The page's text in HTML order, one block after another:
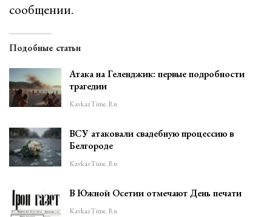
сообщении.
Подобные статьи
Атака на Геленджик: первые подробности
трагедии
KavkazTime.ru
ВСУ атаковали свадебную процессию в
Белгороде
KavkazTime.ru
В Южной Осетии отмечают День печати
KavkazTime.ru